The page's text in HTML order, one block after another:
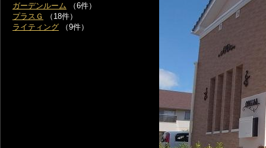
ガーデンルーム （6件）
プラスＧ
（18件）
ライティング （9件）